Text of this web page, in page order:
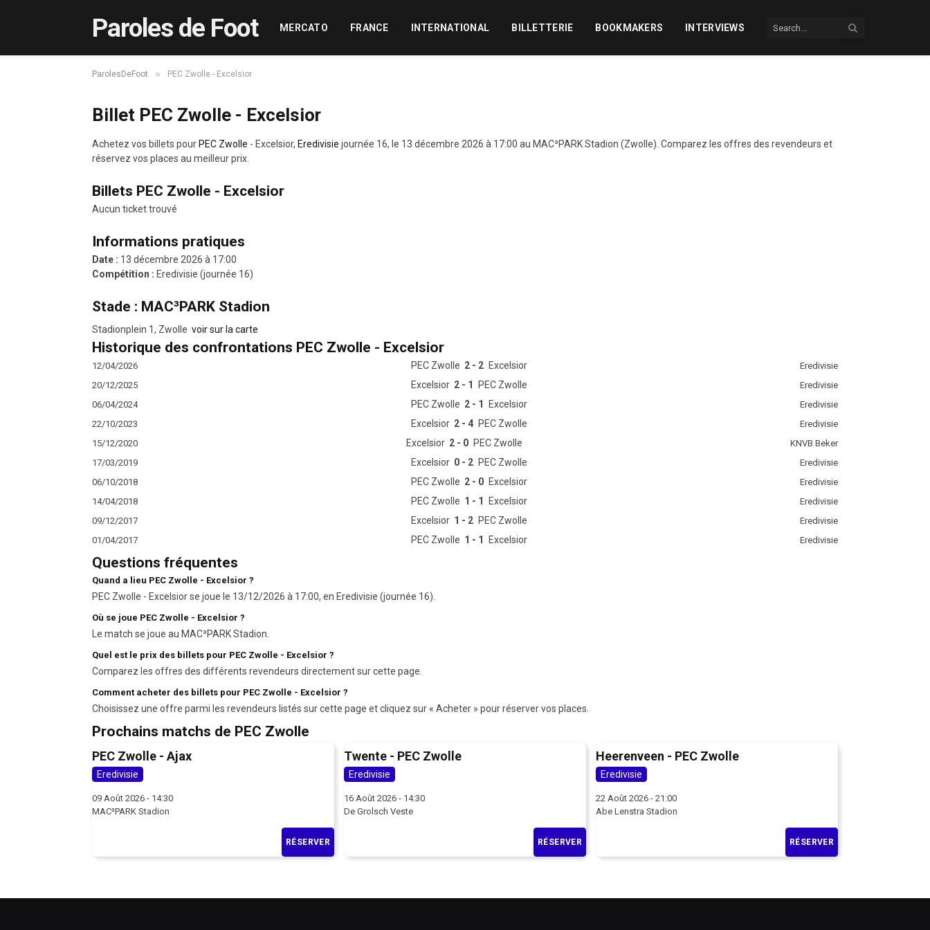
Paroles de Foot MERCATO FRANCE INTERNATIONAL BILLETTERIE BOOKMAKERS INTERVIEWS
ParolesDeFoot » PEC Zwolle - Excelsior
Billet PEC Zwolle - Excelsior
Achetez vos billets pour PEC Zwolle - Excelsior, Eredivisie journée 16, le 13 décembre 2026 à 17:00 au MAC³PARK Stadion (Zwolle). Comparez les offres des revendeurs et
réservez vos places au meilleur prix.
Billets PEC Zwolle - Excelsior
Aucun ticket trouvé
Informations pratiques
Date : 13 décembre 2026 à 17:00
Compétition : Eredivisie (journée 16)
Stade : MAC³PARK Stadion
Stadionplein 1, Zwolle voir sur la carte
Historique des confrontations PEC Zwolle - Excelsior
12/04/2026 PEC Zwolle 2 - 2 Excelsior
Eredivisie
20/12/2025
Excelsior 2 - 1 PEC Zwolle
Eredivisie
06/04/2024
PEC Zwolle 2 - 1 Excelsior
Eredivisie
22/10/2023
Excelsior 2 - 4 PEC Zwolle
Eredivisie
15/12/2020
Excelsior 2 - 0 PEC Zwolle
KNVB Beker
17/03/2019
Excelsior 0 - 2 PEC Zwolle
Eredivisie
06/10/2018
PEC Zwolle 2 - 0 Excelsior
Eredivisie
14/04/2018
PEC Zwolle 1 - 1 Excelsior
Eredivisie
09/12/2017
Excelsior 1 - 2 PEC Zwolle
Eredivisie
01/04/2017
PEC Zwolle 1 - 1 Excelsior Eredivisie
Questions fréquentes
Quand a lieu PEC Zwolle - Excelsior ?
PEC Zwolle - Excelsior se joue le 13/12/2026 à 17:00, en Eredivisie (journée 16).
Où se joue PEC Zwolle - Excelsior ?
Le match se joue au MAC³PARK Stadion.
Quel est le prix des billets pour PEC Zwolle - Excelsior ?
Comparez les offres des différents revendeurs directement sur cette page.
Comment acheter des billets pour PEC Zwolle - Excelsior ?
Choisissez une offre parmi les revendeurs listés sur cette page et cliquez sur « Acheter » pour réserver vos places.
Prochains matchs de PEC Zwolle
PEC Zwolle - Ajax
Eredivisie
09 Août 2026 - 14:30
MAC³PARK Stadion
RÉSERVER
Twente - PEC Zwolle
Eredivisie
16 Août 2026 - 14:30
De Grolsch Veste
RÉSERVER
Heerenveen - PEC Zwolle
Eredivisie
22 Août 2026 - 21:00
Abe Lenstra Stadion
RÉSERVER